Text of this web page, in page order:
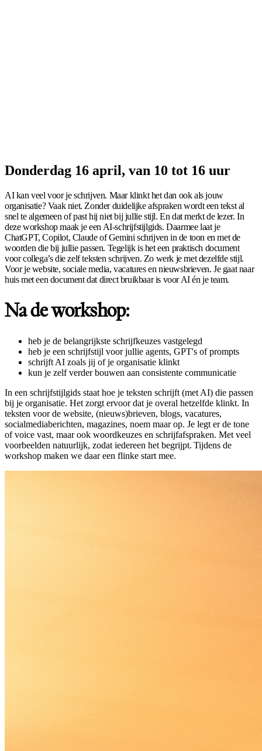
Donderdag 16 april, van 10 tot 16 uur
AI kan veel voor je schrijven. Maar klinkt het dan ook als jouw
organisatie? Vaak niet. Zonder duidelijke afspraken wordt een tekst al
snel te algemeen of past hij niet bij jullie stijl. En dat merkt de lezer. In
deze workshop maak je een AI-schrijfstijlgids. Daarmee laat je
ChatGPT, Copilot, Claude of Gemini schrijven in de toon en met de
woorden die bij jullie passen. Tegelijk is het een praktisch document
voor collega’s die zelf teksten schrijven. Zo werk je met dezelfde stijl.
Voor je website, sociale media, vacatures en nieuwsbrieven. Je gaat naar
huis met een document dat direct bruikbaar is voor AI én je team.
Na de workshop:
heb je de belangrijkste schrijfkeuzes vastgelegd
heb je een schrijfstijl voor jullie agents, GPT's of prompts
schrijft AI zoals jij of je organisatie klinkt
kun je zelf verder bouwen aan consistente communicatie
In een schrijfstijlgids staat hoe je teksten schrijft (met AI) die passen
bij je organisatie. Het zorgt ervoor dat je overal hetzelfde klinkt. In
teksten voor de website, (nieuws)brieven, blogs, vacatures,
socialmediaberichten, magazines, noem maar op. Je legt er de tone
of voice vast, maar ook woordkeuzes en schrijfafspraken. Met veel
voorbeelden natuurlijk, zodat iedereen het begrijpt. Tijdens de
workshop maken we daar een flinke start mee.